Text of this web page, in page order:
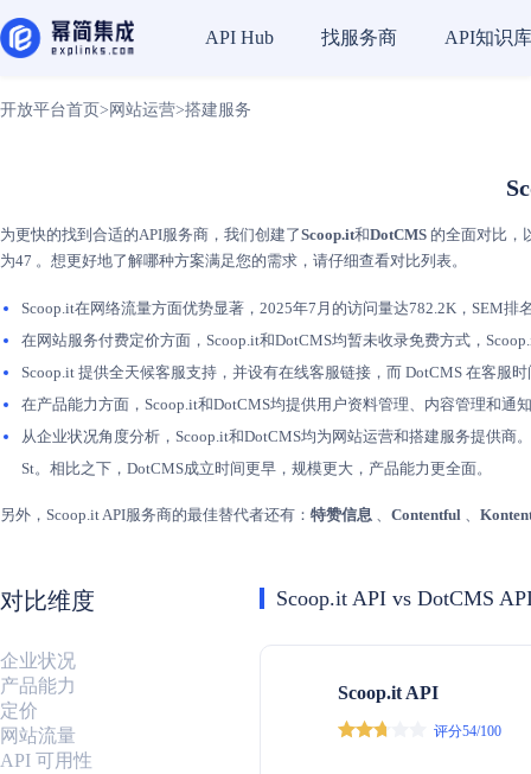
API Hub 找服务商 API知识库
开放平台首页 > 网站运营>搭建服务
为更快的找到合适的API服务商，我们创建了Scoop.it和DotCMS 的全面对比，
为47 。想更好地了解哪种方案满足您的需求，请仔细查看对比列表。
Scoop.it在网络流量方面优势显著，2025年7月的访问量达782.2K，SEM
在网站服务付费定价方面，Scoop.it和DotCMS均暂未收录免费方式，
Scoop.it 提供全天候客服支持，并设有在线客服链接，而 DotCMS 在客服
在产品能力方面，Scoop.it和DotCMS均提供用户资料管理、内容管理和
从企业状况角度分析，Scoop.it和DotCMS均为网站运营和搭建服务提供商
St。相比之下，DotCMS成立时间更早，规模更大，产品能力更全面。
另外，Scoop.it API服务商的最佳替代者还有： 特赞信息 、 Contentful 、
对比维度
企业状况
产品能力
定价
网站流量
API 可用性
Scoop.it API vs DotCMS
Scoop.it API
评分54/100